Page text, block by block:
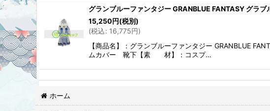
グランブルーファンタジー GRANBLUE FANTASY グラ
15,250円(税別)
(税込: 16,775円)
【商品名】：グランブルーファンタジー GRANBLUE
ムカバー 靴下【素 材】：コスプ…
ホーム